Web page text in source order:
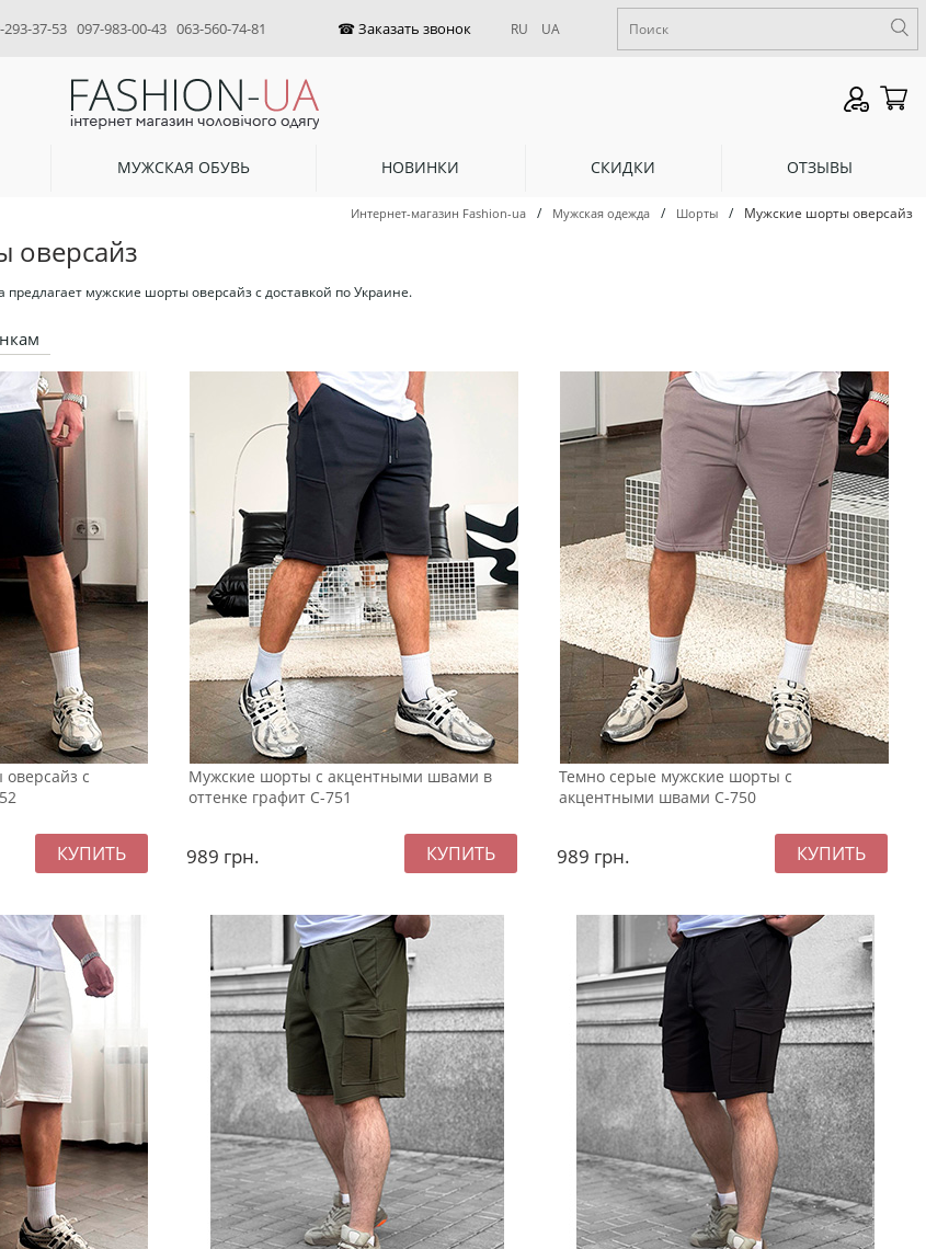
293-37-53 097-983-00-43 063-560-74-81 RU UA
МУЖСКАЯ ОБУВЬ НОВИНКИ СКИДКИ ОТЗЫВЫ
Интернет-магазин Fashion-ua / Мужская одежда / Шорты / Мужские шорты оверсайз
оверсайз
предлагает мужские шорты оверсайз с доставкой по Украине.
с
Мужские шорты с акцентными швами в
оттенке графит С-751
989 грн.
Темно серые мужские шорты с
акцентными швами С-750
989 грн.